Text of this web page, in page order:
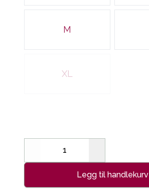
M
XL
Decrease
Legg til handlekurv